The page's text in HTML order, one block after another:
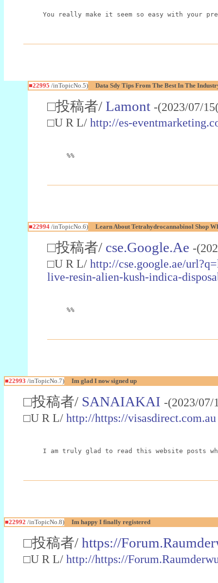
You really make it seem so easy with your
■22995 /inTopicNo.5) Data Sdy Tips From The Best In The
□投稿者/ Lamont -(2023/07/
□U R L/ http://es-
%%
■22994/inTopicNo.6) Learn About Tetrahydrocannabinol Shop
□投稿者/ cse.Google.Ae -
□U R L/ http://cse.google.ae/
live-resin-alien-kush-indica-
%%
■22993 /inTopicNo.7) Im glad I now signed up
□投稿者/ SANAIAKAI -(2023/
□U R L/ http://https://visasdirect.com.au
I am truly glad to read this website posts
■22992 /inTopicNo.8) Im happy I finally registered
□投稿者/ https://
□U R L/ http://https://